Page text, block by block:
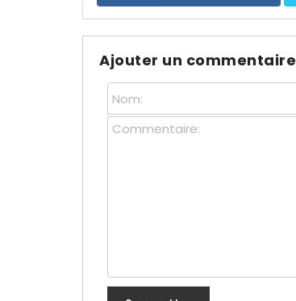
Ajouter un commentaire